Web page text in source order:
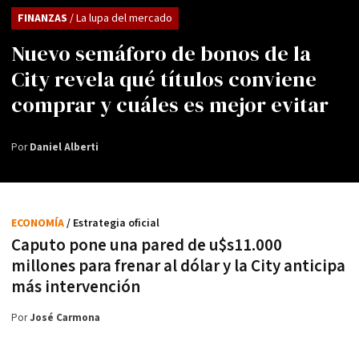
Nuevo semáforo de bonos de la
City revela qué títulos conviene
comprar y cuáles es mejor evitar
FINANZAS / La lupa del mercado
PorDaniel Alberti
Caputo pone una pared de u$s11.000
millones para frenar al dólar y la City anticipa
más intervención
ECONOMÍA/ Estrategia oficial
PorJosé Carmona